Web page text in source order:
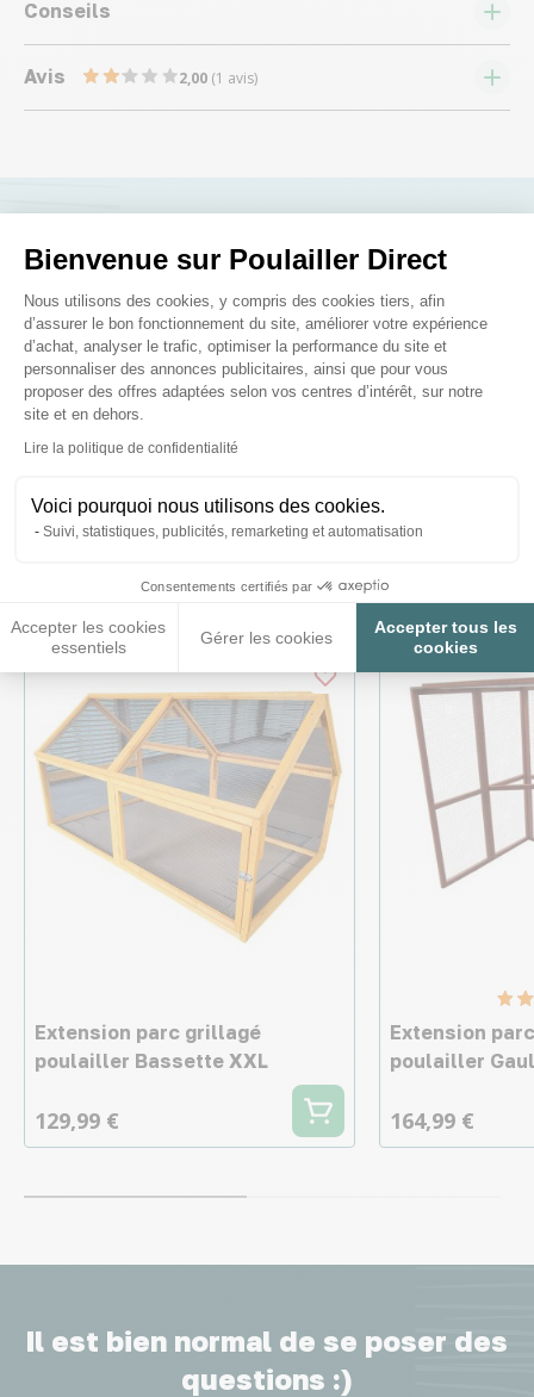
Bienvenue sur Poulailler Direct
Plateforme de Gestion du
Nous utilisons des cookies, y compris des cookies tiers, afin
d’assurer le bon fonctionnement du site, améliorer votre expérience
d’achat, analyser le trafic, optimiser la performance du site et
personnaliser des annonces publicitaires, ainsi que pour vous
proposer des offres adaptées selon vos centres d’intérêt, sur notre
site et en dehors.
Lire la politique de confidentialité
Voici pourquoi nous utilisons des cookies.
Suivi, statistiques, publicités, remarketing et automatisation
Consentements certifiés par
Accepter les cookies
essentiels
Gérer les cookies
Accepter tous les
cookies
Axeptio consent
Conseils
Avis 2,00 (1 avis)
Nous répondons à toutes vos
questions ;)
Posez-nous vos questions
Ces produits peuvent vous
intéresser
Extension parc grillagé
poulailler Bassette XXL
129,99 €
Extension
poulailler
164,99 €
Il est bien normal de se poser des
questions :)